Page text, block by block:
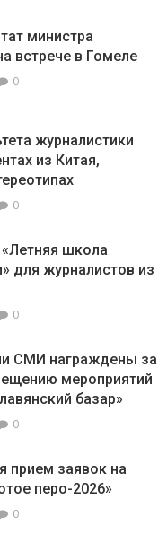
министра
встрече в Гомеле
0
журналистики
из Китая,
0
школа
для журналистов из
0
СМИ награждены за
мероприятий
базар»
0
прием заявок на
перо-2026»
0